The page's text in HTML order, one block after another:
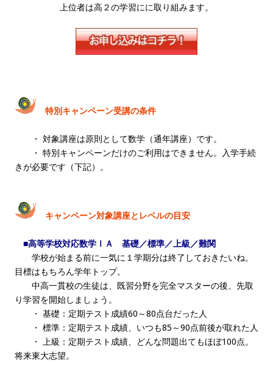
上位者は高２の学習にに取り組みます。
特別キャンペーン受講の条件
・ 対象講座は原則として数学（通年講座）です。
・ 特別キャンペーンだけのご利用はできません。入学手続
きが必要です（下記）。
キャンペーン対象講座とレベルの目安
■高等学校対応数学ⅠＡ 基礎／標準／上級／難関
学校が始まる前に一気に１学期分は終了しておきたいね。
目標はもちろん学年トップ。
中高一貫校の生徒は、既習分野を完全マスターの後、先取
り学習を開始しましょう。
・ 基礎：定期テスト成績60～80点台だった人
・ 標準：定期テスト成績、いつも85～90点前後が取れた人
・ 上級：定期テスト成績、どんな問題出てもほぼ100点。
将来東大志望。